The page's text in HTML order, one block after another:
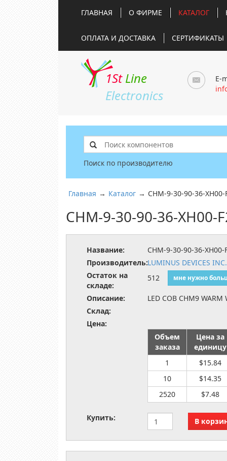
ГЛАВНАЯ О ФИРМЕ КАТАЛОГ
ОПЛАТА И ДОСТАВКА СЕРТИФИКАТЫ
1St Line
Electronics
E-
Поиск по производителю
Главная → Каталог → CHM-9-30-90-36-XH00-
CHM-9-30-90-36-XH00-
Название:
CHM-9-30-90-36-XH00-
Производитель:LUMINUS DEVICES INC.
Остаток на
складе:
512 мне нужно
Описание:
LED COB CHM9 WARM
Склад:
Цена:
Объем
заказа
Цена за
единицу
1
$15.84
10
$14.35
2520
$7.48
Купить: